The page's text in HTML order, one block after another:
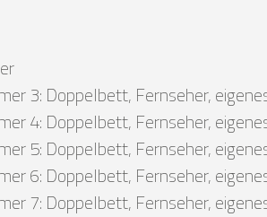
3: Doppelbett, Fernseher,
4: Doppelbett, Fernseher,
5: Doppelbett, Fernseher,
6: Doppelbett, Fernseher,
7: Doppelbett, Fernseher,